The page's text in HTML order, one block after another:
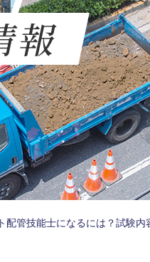
報
配管技能士になるには？試験内